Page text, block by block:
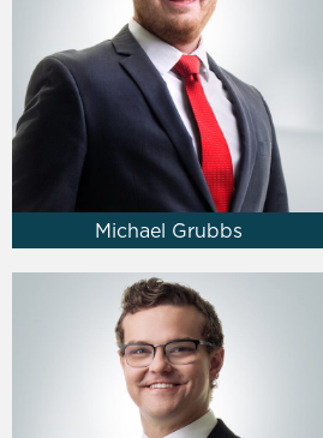
Michael Grubbs